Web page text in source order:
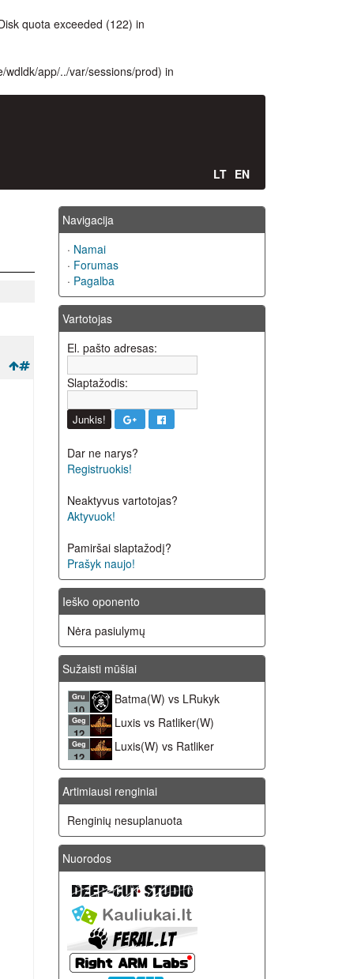
quota exceeded (122) in
app/../var/sessions/prod) in
LT EN
Navigacija
· Namai
· Forumas
· Pagalba
Vartotojas
El. pašto adresas:
Slaptažodis:
Dar ne narys?
Registruokis!
Neaktyvus vartotojas?
Aktyvuok!
Pamiršai slaptažodį?
Prašyk naujo!
Ieško oponento
Nėra pasiulymų
Sužaisti mūšiai
Gru
10
Batma(W) vs LRukyk
Geg
12
Luxis vs Ratliker(W)
Geg
12
Luxis(W) vs Ratliker
Artimiausi renginiai
Renginių nesuplanuota
Nuorodos